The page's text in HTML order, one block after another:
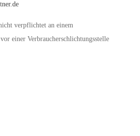
verpflichtet an einem
einer Verbraucherschlichtungsstelle